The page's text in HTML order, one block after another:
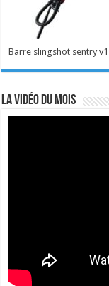
Barre slingshot sentry
La vidéo du mois